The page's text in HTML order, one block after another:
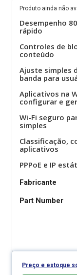
Produto ainda não
Desempenho
rápido
Controles de
conteúdo
Ajuste simples
banda para
Aplicativos na
configurar e
Wi-Fi seguro
simples
Classificação,
aplicativos
PPPoE e IP
Fabricante
Part Number
Preço e estoque